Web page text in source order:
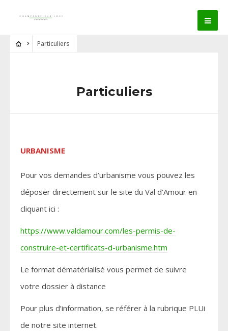
Particuliers
Particuliers
URBANISME
Pour vos demandes d’urbanisme vous pouvez les
déposer directement sur le site du Val d’Amour en
cliquant ici :
https://www.valdamour.com/les-permis-de-
construire-et-certificats-d-urbanisme.htm
Le format dématérialisé vous permet de suivre
votre dossier à distance
Pour plus d’information, se référer à la rubrique PLUi
de notre site internet.